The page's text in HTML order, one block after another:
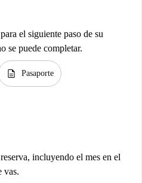
el siguiente paso de su
se puede completar.
description Pasaporte
incluyendo el mes en el
vas.